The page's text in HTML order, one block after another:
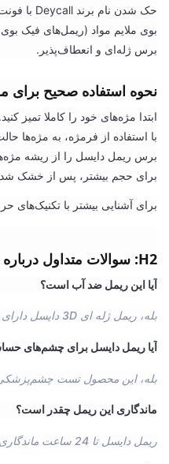
حک شدن نام برند Deycall با فونت صحیح و کیفیت چاپ بالا.
بوی ملایم مواد (ریمل‌های فیک بوی
برس ژله‌ای و انعطاف‌پذیر.
نحوه استفاده صحیح برای
ابتدا مژه‌های خود را کاملا تمیز کنید.
با استفاده از فرمژه، به مژه‌ها
برس ریمل دایسل را از ریشه
برای حجم بیشتر، پس از خشک شدن
برای آشنایی بیشتر با تکنیک‌های
H2: سوالات متداول درباره ریمل ژله ای 3D دایسل
آیا این ریمل ضد آب است؟
بله، ریمل ژله ای 3D دایسل دارای فرمول ضد آب بوده و در برابر آب، عرق و رطوبت مقاوم است.
آیا ریمل دایسل برای چشم‌های
بله، این محصول تست
ماندگاری این ریمل چقدر است؟
ریمل دایسل تا 24 ساعت ماندگاری دارد و بدون ریزش باقی می‌ماند.